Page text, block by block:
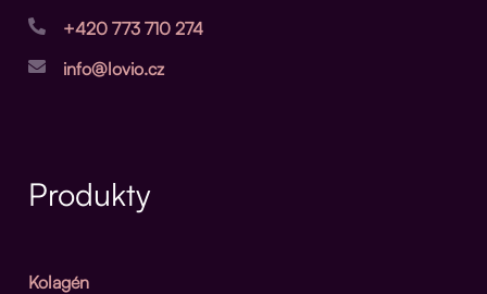
+420 773 710 274
info@lovio.cz
Produkty
Kolagén